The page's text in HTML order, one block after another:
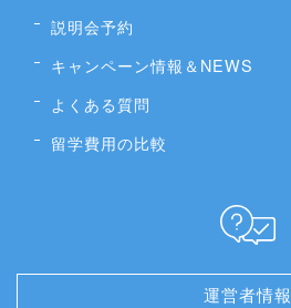
説明会予約
キャンペーン情報＆NEWS
よくある質問
留学費用の比較
運営者情報